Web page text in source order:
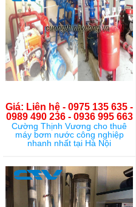
Giá: Liên hệ - 0975 135 635 -
0989 490 236 - 0936 995 663
Cường Thịnh Vương cho thuê
máy bơm nước công nghiệp
nhanh nhất tại Hà Nội